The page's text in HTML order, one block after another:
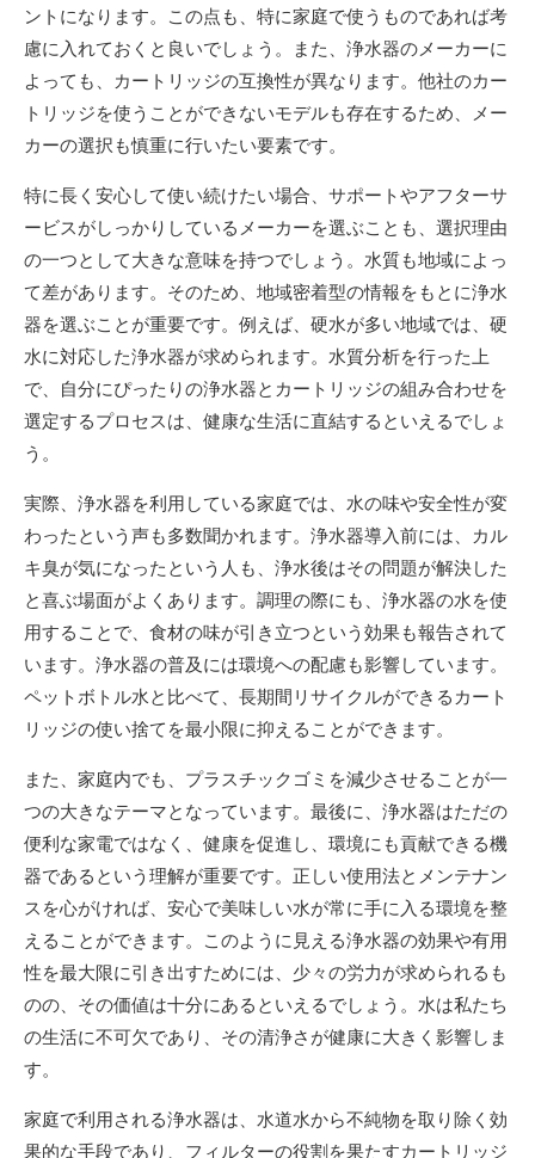
ントになります。この点も、特に家庭で使うものであれば考
慮に入れておくと良いでしょう。また、浄水器のメーカーに
よっても、カートリッジの互換性が異なります。他社のカー
トリッジを使うことができないモデルも存在するため、メー
カーの選択も慎重に行いたい要素です。
特に長く安心して使い続けたい場合、サポートやアフターサ
ービスがしっかりしているメーカーを選ぶことも、選択理由
の一つとして大きな意味を持つでしょう。水質も地域によっ
て差があります。そのため、地域密着型の情報をもとに浄水
器を選ぶことが重要です。例えば、硬水が多い地域では、硬
水に対応した浄水器が求められます。水質分析を行った上
で、自分にぴったりの浄水器とカートリッジの組み合わせを
選定するプロセスは、健康な生活に直結するといえるでしょ
う。
実際、浄水器を利用している家庭では、水の味や安全性が変
わったという声も多数聞かれます。浄水器導入前には、カル
キ臭が気になったという人も、浄水後はその問題が解決した
と喜ぶ場面がよくあります。調理の際にも、浄水器の水を使
用することで、食材の味が引き立つという効果も報告されて
います。浄水器の普及には環境への配慮も影響しています。
ペットボトル水と比べて、長期間リサイクルができるカート
リッジの使い捨てを最小限に抑えることができます。
また、家庭内でも、プラスチックゴミを減少させることが一
つの大きなテーマとなっています。最後に、浄水器はただの
便利な家電ではなく、健康を促進し、環境にも貢献できる機
器であるという理解が重要です。正しい使用法とメンテナン
スを心がければ、安心で美味しい水が常に手に入る環境を整
えることができます。このように見える浄水器の効果や有用
性を最大限に引き出すためには、少々の労力が求められるも
のの、その価値は十分にあるといえるでしょう。水は私たち
の生活に不可欠であり、その清浄さが健康に大きく影響しま
す。
家庭で利用される浄水器は、水道水から不純物を取り除く効
果的な手段であり、フィルターの役割を果たすカートリッジ